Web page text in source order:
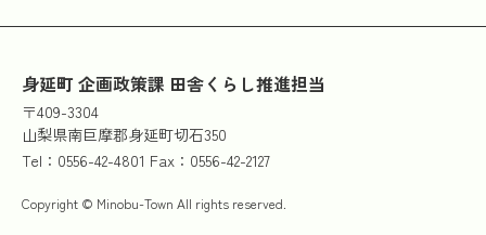
身延町 企画政策課 田舎くらし推進担当
〒409-3304
山梨県南巨摩郡身延町切石350
Tel：0556-42-4801 Fax：0556-42-2127
Copyright © Minobu-Town All rights reserved.